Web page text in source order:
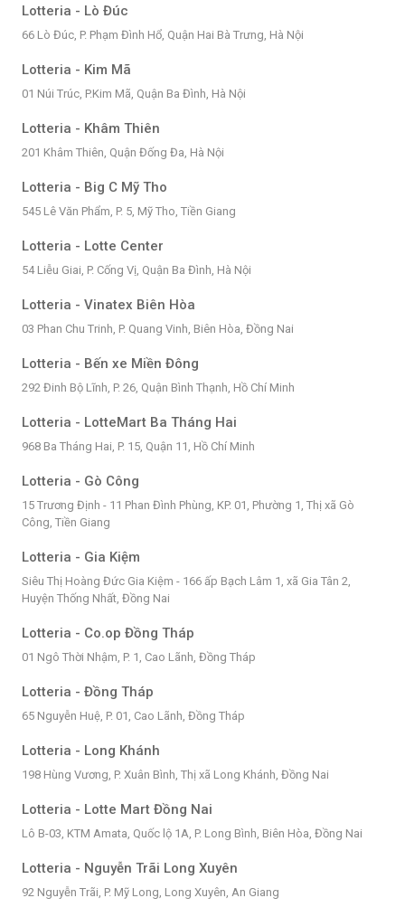
Lotteria - Lò Đúc
66 Lò Đúc, P. Phạm Đình Hổ, Quận Hai Bà Trưng, Hà Nội
Lotteria - Kim Mã
01 Núi Trúc, P.Kim Mã, Quận Ba Đình, Hà Nội
Lotteria - Khâm Thiên
201 Khâm Thiên, Quận Đống Đa, Hà Nội
Lotteria - Big C Mỹ Tho
545 Lê Văn Phẩm, P. 5, Mỹ Tho, Tiền Giang
Lotteria - Lotte Center
54 Liễu Giai, P. Cống Vị, Quận Ba Đình, Hà Nội
Lotteria - Vinatex Biên Hòa
03 Phan Chu Trinh, P. Quang Vinh, Biên Hòa, Đồng Nai
Lotteria - Bến xe Miền Đông
292 Đinh Bộ Lĩnh, P. 26, Quận Bình Thạnh, Hồ Chí Minh
Lotteria - LotteMart Ba Tháng Hai
968 Ba Tháng Hai, P. 15, Quận 11, Hồ Chí Minh
Lotteria - Gò Công
15 Trương Định - 11 Phan Đình Phùng, KP. 01, Phường 1, Thị xã Gò
Công, Tiền Giang
Lotteria - Gia Kiệm
Siêu Thị Hoàng Đức Gia Kiệm - 166 ấp Bạch Lâm 1, xã Gia Tân 2,
Huyện Thống Nhất, Đồng Nai
Lotteria - Co.op Đồng Tháp
01 Ngô Thời Nhậm, P. 1, Cao Lãnh, Đồng Tháp
Lotteria - Đồng Tháp
65 Nguyễn Huệ, P. 01, Cao Lãnh, Đồng Tháp
Lotteria - Long Khánh
198 Hùng Vương, P. Xuân Bình, Thị xã Long Khánh, Đồng Nai
Lotteria - Lotte Mart Đồng Nai
Lô B-03, KTM Amata, Quốc lộ 1A, P. Long Bình, Biên Hòa, Đồng Nai
Lotteria - Nguyễn Trãi Long Xuyên
92 Nguyễn Trãi, P. Mỹ Long, Long Xuyên, An Giang